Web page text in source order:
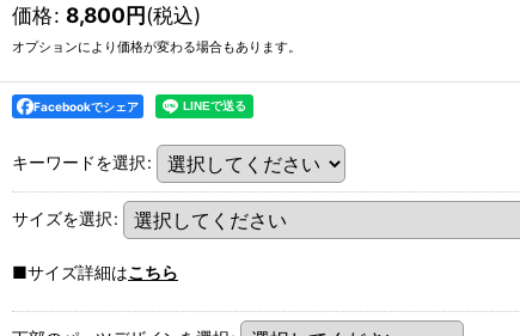
価格: 8,800円(税込)
オプションにより価格が変わる場合もあります。
Facebookでシェア
キーワードを選択:
サイズを選択:
■サイズ詳細はこちら